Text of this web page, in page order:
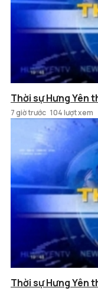
Thời sự Hưng Yên
7 giờ trước 104 lượt xem
Thời sự Hưng Yên